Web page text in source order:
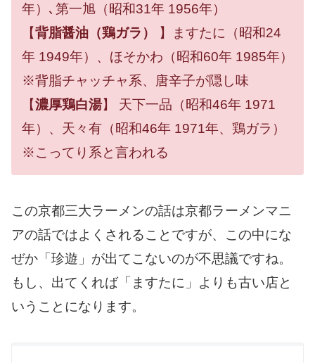
年）､第一旭（昭和31年 1956年）
【背脂醤油（鶏ガラ）
】ますたに（昭和24
年 1949年）、ほそかわ（昭和60年 1985年）
※背脂チャッチャ系、唐辛子が隠し味
【濃厚鶏白湯】 天下一品（昭和46年 1971
年）、天々有（昭和46年 1971年、鶏ガラ）
※こってり系と言われる
この京都三大ラーメンの話は京都ラーメンマニ
アの話ではよくされることですが、この中にな
ぜか「珍遊」が出てこないのが不思議ですね。
もし、出てくれば「ますたに」よりも古い店と
いうことになります。